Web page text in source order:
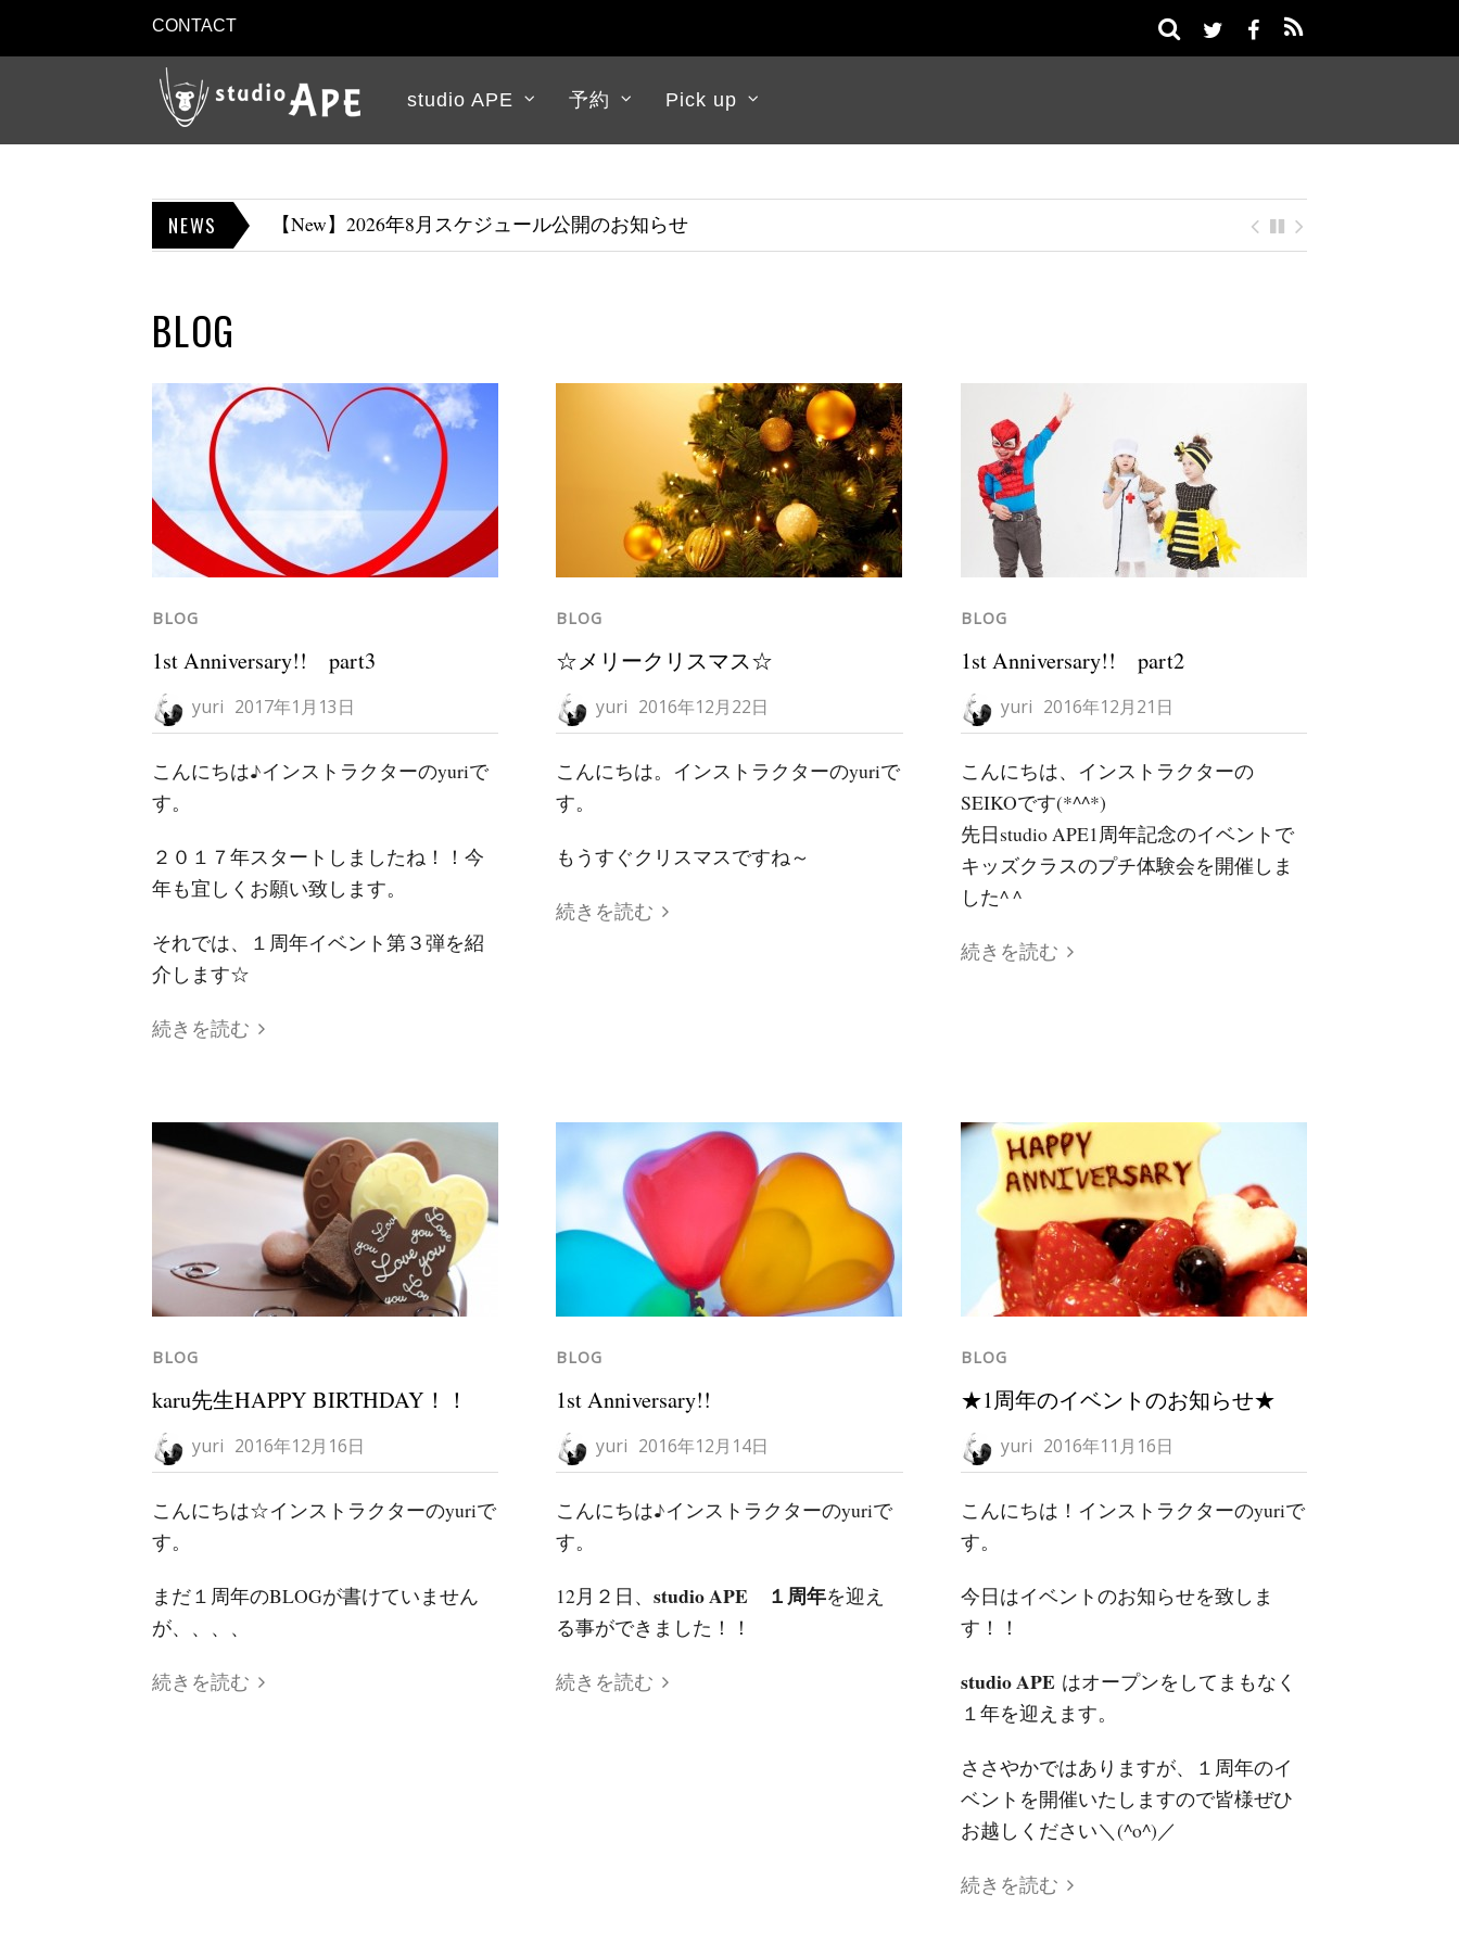
CONTACT
studio APE 予約 Pick up
NEWS 【New】2026年8月スケジュール公開のお知らせ 2026年7月スケジュール公開のお知らせ
BLOG
BLOG
1st Anniversary!! part3
yuri 2017年1月13日
こんにちは♪インストラクターのyuriで
す。
２０１７年スタートしましたね！！今
年も宜しくお願い致します。
それでは、１周年イベント第３弾を紹
介します☆
続きを読む
BLOG
☆メリークリスマス☆
yuri 2016年12月22日
こんにちは。インストラクターのyuriで
す。
もうすぐクリスマスですね～
続きを読む
BLOG
1st Anniversary!! part2
yuri 2016年12月21日
こんにちは、インストラクターの
SEIKOです(*^^*)
先日studio APE1周年記念のイベントで
キッズクラスのプチ体験会を開催しま
した^ ^
続きを読む
BLOG
karu先生HAPPY BIRTHDAY！！
yuri 2016年12月16日
こんにちは☆インストラクターのyuriで
す。
まだ１周年のBLOGが書けていません
が、、、、
続きを読む
BLOG
1st Anniversary!!
yuri 2016年12月14日
こんにちは♪インストラクターのyuriで
す。
12月２日、studio APE １周年を迎え
る事ができました！！
続きを読む
BLOG
★1周年のイベントのお知らせ★
yuri 2016年11月16日
こんにちは！インストラクターのyuriで
す。
今日はイベントのお知らせを致しま
す！！
studio APEはオープンをしてまもなく
１年を迎えます。
ささやかではありますが、１周年のイ
ベントを開催いたしますので皆様ぜひ
お越しください＼(^o^)／
続きを読む